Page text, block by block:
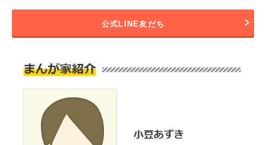
公式LINE友だち